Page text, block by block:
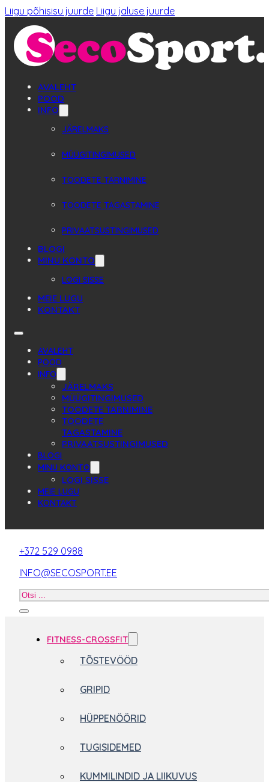
Liigu põhisisu juurde Liigu jaluse juurde
AVALEHT
POOD
INFO
JÄRELMAKS
MÜÜGITINGIMUSED
TOODETE TARNIMINE
TOODETE TAGASTAMINE
PRIVAATSUSTINGIMUSED
BLOGI
MINU KONTO
LOGI SISSE
MEIE LUGU
KONTAKT
AVALEHT
POOD
INFO
JÄRELMAKS
MÜÜGITINGIMUSED
TOODETE TARNIMINE
TOODETE
TAGASTAMINE
PRIVAATSUSTINGIMUSED
BLOGI
MINU KONTO
LOGI SISSE
MEIE LUGU
KONTAKT
+372 529 0988
INFO@SECOSPORT.EE
Otsi
FITNESS-CROSSFIT
TÕSTEVÖÖD
GRIPID
HÜPPENÖÖRID
TUGISIDEMED
KUMMILINDID JA LIIKUVUS